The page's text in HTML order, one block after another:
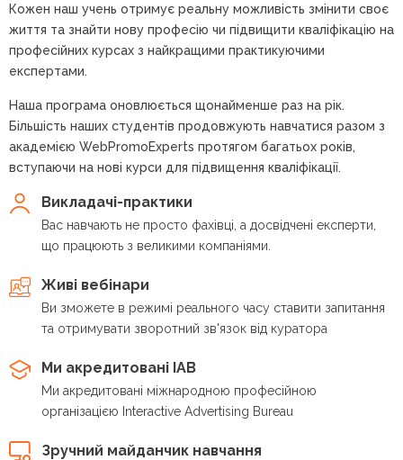
Кожен наш учень отримує реальну можливість змінити своє
життя та знайти нову професію чи підвищити кваліфікацію на
професійних курсах з найкращими практикуючими
експертами.
Наша програма оновлюється щонайменше раз на рік.
Більшість наших студентів продовжують навчатися разом з
академією WebPromoExperts протягом багатьох років,
вступаючи на нові курси для підвищення кваліфікації.
Викладачі-практики
Вас навчають не просто фахівці, а досвідчені експерти,
що працюють з великими компаніями.
Живі вебінари
Ви зможете в режимі реального часу ставити запитання
та отримувати зворотний зв'язок від куратора
Ми акредитовані IAB
Ми акредитовані міжнародною професійною
організацією Interactive Advertising Bureau
Зручний майданчик навчання